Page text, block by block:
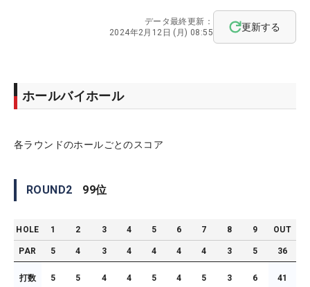
データ最終更新：
2024年2月12日 (月) 08:55
更新する
ホールバイホール
各ラウンドのホールごとのスコア
ROUND2 99位
HOLE 1 2 3 4 5 6 7 8 9 OUT
PAR 5 4 3 4 4 4 4 3 5 36
打数 5 5 4 4 5 4 5 3 6 41